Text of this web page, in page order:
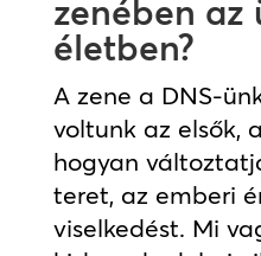
zenében az
életben?
A zene a DNS-
voltunk az elsők,
hogyan
teret, az emberi
viselkedést. Mi